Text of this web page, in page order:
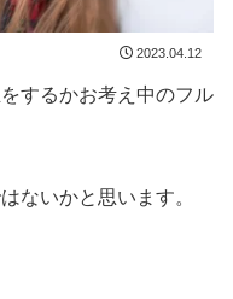
2023.04.12
するかお考え中のフル
ないかと思います。